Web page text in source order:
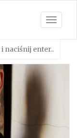
Toggle